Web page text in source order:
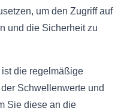
um den Zugriff auf
und die Sicherheit zu
die regelmäßige
Schwellenwerte und
Sie diese an die